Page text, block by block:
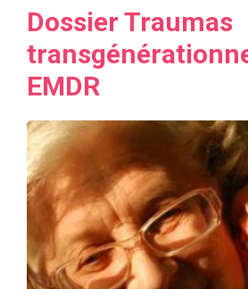
Dossier Traumas
EMDR